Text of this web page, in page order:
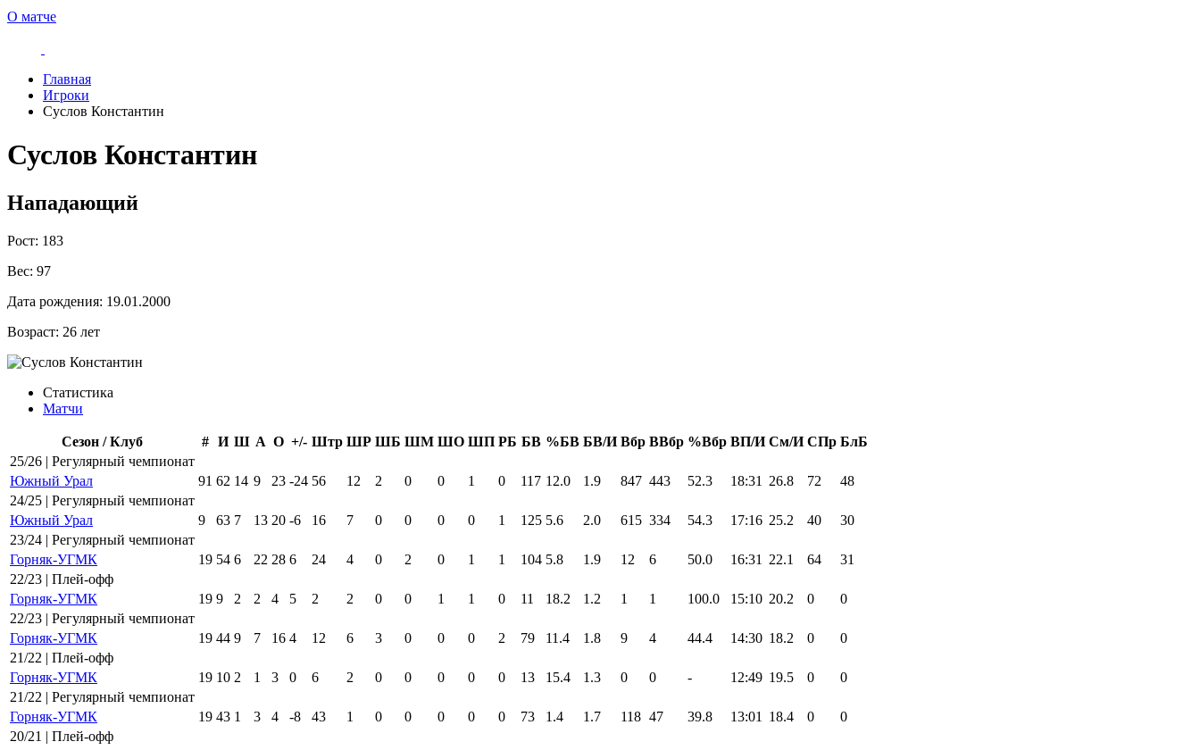
О матче
Главная
Игроки
Суслов Константин
Суслов Константин
Нападающий
Рост: 183
Вес: 97
Дата рождения: 19.01.2000
Возраст: 26 лет
Статистика
Матчи
Сезон / Клуб # И Ш А О +/- Штр ШР ШБ ШМ ШО ШП РБ БВ %БВ БВ/И Вбр ВВбр %Вбр ВП/И См/И СПр БлБ
25/26 | Регулярный чемпионат
Южный Урал
91 62 14 9 23 -24 56 12 2 0 0 1 0 117 12.0 1.9 847 443 52.3 18:31 26.8 72
48
24/25 | Регулярный чемпионат
Южный Урал
9 63 7 13 20 -6 16 7 0 0 0 0 1 125 5.6 2.0 615 334 54.3 17:16 25.2 40
30
23/24 | Регулярный чемпионат
Горняк-УГМК
19 54 6 22 28 6 24 4 0 2 0 1 1 104 5.8 1.9 12 6 50.0 16:31 22.1 64
31
22/23 | Плей-офф
Горняк-УГМК
19 9 2 2 4 5 2 2 0 0 1 1 0 11 18.2 1.2 1 1 100.0 15:10 20.2 0
0
22/23 | Регулярный чемпионат
Горняк-УГМК
19 44 9 7 16 4 12 6 3 0 0 0 2 79 11.4 1.8 9 4 44.4 14:30 18.2 0
0
21/22 | Плей-офф
Горняк-УГМК
19 10 2 1 3 0 6 2 0 0 0 0 0 13 15.4 1.3 0 0 - 12:49 19.5 0
0
21/22 | Регулярный чемпионат
Горняк-УГМК
19 43 1 3 4 -8 43 1 0 0 0 0 0 73 1.4 1.7 118 47 39.8 13:01 18.4 0
0
20/21 | Плей-офф